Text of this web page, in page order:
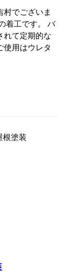
でございま
着工です。 バ
れて定期的な
使用はウレタ